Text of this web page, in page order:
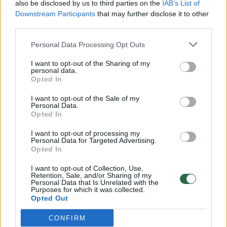
also be disclosed by us to third parties on the IAB’s List of
Downstream Participants that may further disclose it to other
Personal Data Processing Opt Outs
I want to opt-out of the Sharing of my
personal data.
Opted In
I want to opt-out of the Sale of my
Personal Data.
Opted In
I want to opt-out of processing my
Personal Data for Targeted Advertising.
Opted In
I want to opt-out of Collection, Use,
Retention, Sale, and/or Sharing of my
Personal Data that Is Unrelated with the
Purposes for which it was collected.
Opted Out
CONFIRM
Žinios | Lietuvos diena
Savaitės vidurys nusimato karštas: temperatūra kils iki
Žinios | Orai
00:00:59
Nufilmavo, kaip patvino Vilniaus Vakarinis aplinkkelis:
vaizdas pribloškia
Žinios | Lietuvos diena
Avarija Vilniuje: į stotelę įsirėžęs automobilis sužalojo
dvi moteris
Žinios | Lietuvos diena